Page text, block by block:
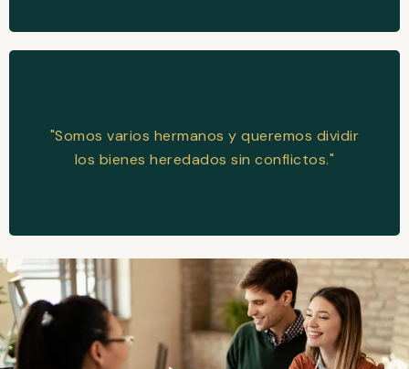
"Somos varios hermanos y queremos dividir
los bienes heredados sin conflictos."